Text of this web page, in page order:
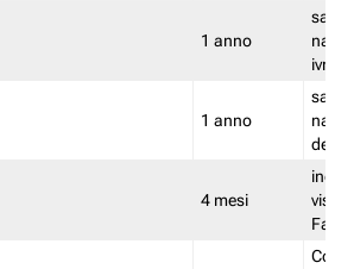
1 anno
salva
ivr
1 anno
salva
del
4 mesi